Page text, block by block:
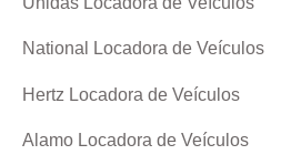
National Locadora de Veículos
Hertz Locadora de Veículos
Alamo Locadora de Veículos